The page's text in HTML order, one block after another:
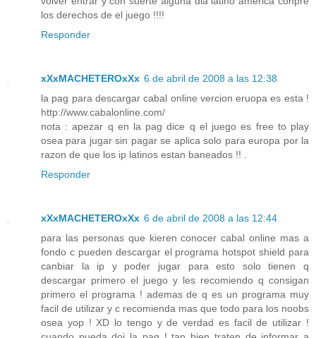
los derechos de el juego !!!!
Responder
xXxMACHETEROxXx 6 de abril de 2008 a las 12:38
la pag para descargar cabal online vercion eruopa es esta !
http://www.cabalonline.com/
nota : apezar q en la pag dice q el juego es free to play
osea para jugar sin pagar se aplica solo para europa por la
razon de que los ip latinos estan baneados !! .
Responder
xXxMACHETEROxXx 6 de abril de 2008 a las 12:44
para las personas que kieren conocer cabal online mas a
fondo c pueden descargar el programa hotspot shield para
canbiar la ip y poder jugar para esto solo tienen q
descargar primero el juego y les recomiendo q consigan
primero el programa ! ademas de q es un programa muy
facil de utilizar y c recomienda mas que todo para los noobs
osea yop ! XD lo tengo y de verdad es facil de utilizar !